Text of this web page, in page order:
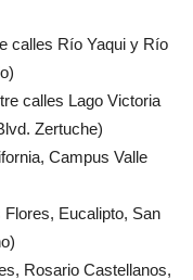
calles Río Yaqui y Río
calles Lago Victoria
Zertuche)
Campus Valle
Eucalipto, San
Rosario Castellanos,